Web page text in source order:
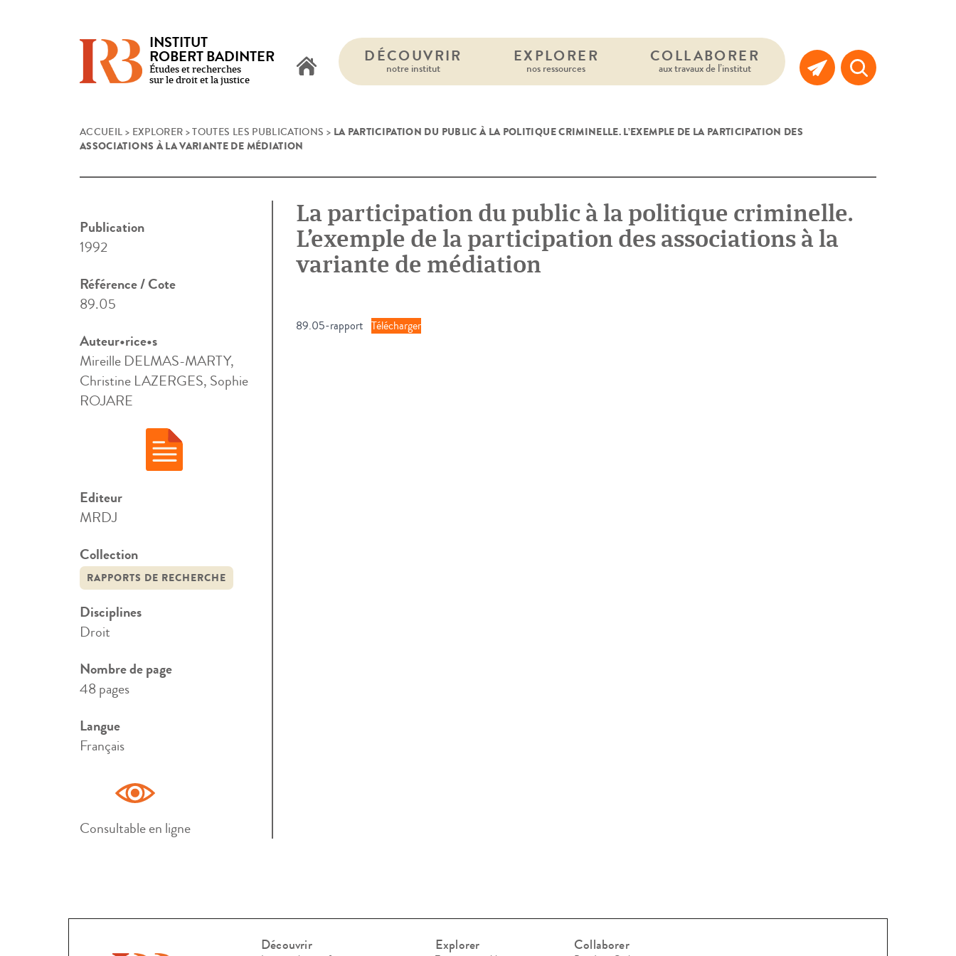
INSTITUT
ROBERT BADINTER
Études et recherches
sur le droit et la justice
DÉCOUVRIR
notre institut
EXPLORER
nos ressources
COLLABORER
aux travaux de l’institut
ACCUEIL > EXPLORER >TOUTES LES PUBLICATIONS > LA PARTICIPATION DU PUBLIC À LA POLITIQUE CRIMINELLE. L’EXEMPLE DE LA PARTICIPATION DES
ASSOCIATIONS À LA VARIANTE DE MÉDIATION
La participation du public à la politique criminelle.
L’exemple de la participation des associations à la
variante de médiation
89.05-rapport Télécharger
Publication
1992
Référence / Cote
89.05
Auteur•rice•s
Mireille DELMAS-MARTY,
Christine LAZERGES, Sophie
ROJARE
Editeur
MRDJ
Collection
RAPPORTS DE RECHERCHE
Disciplines
Droit
Nombre de page
48 pages
Langue
Français
Consultable en ligne
Découvrir Explorer Collaborer